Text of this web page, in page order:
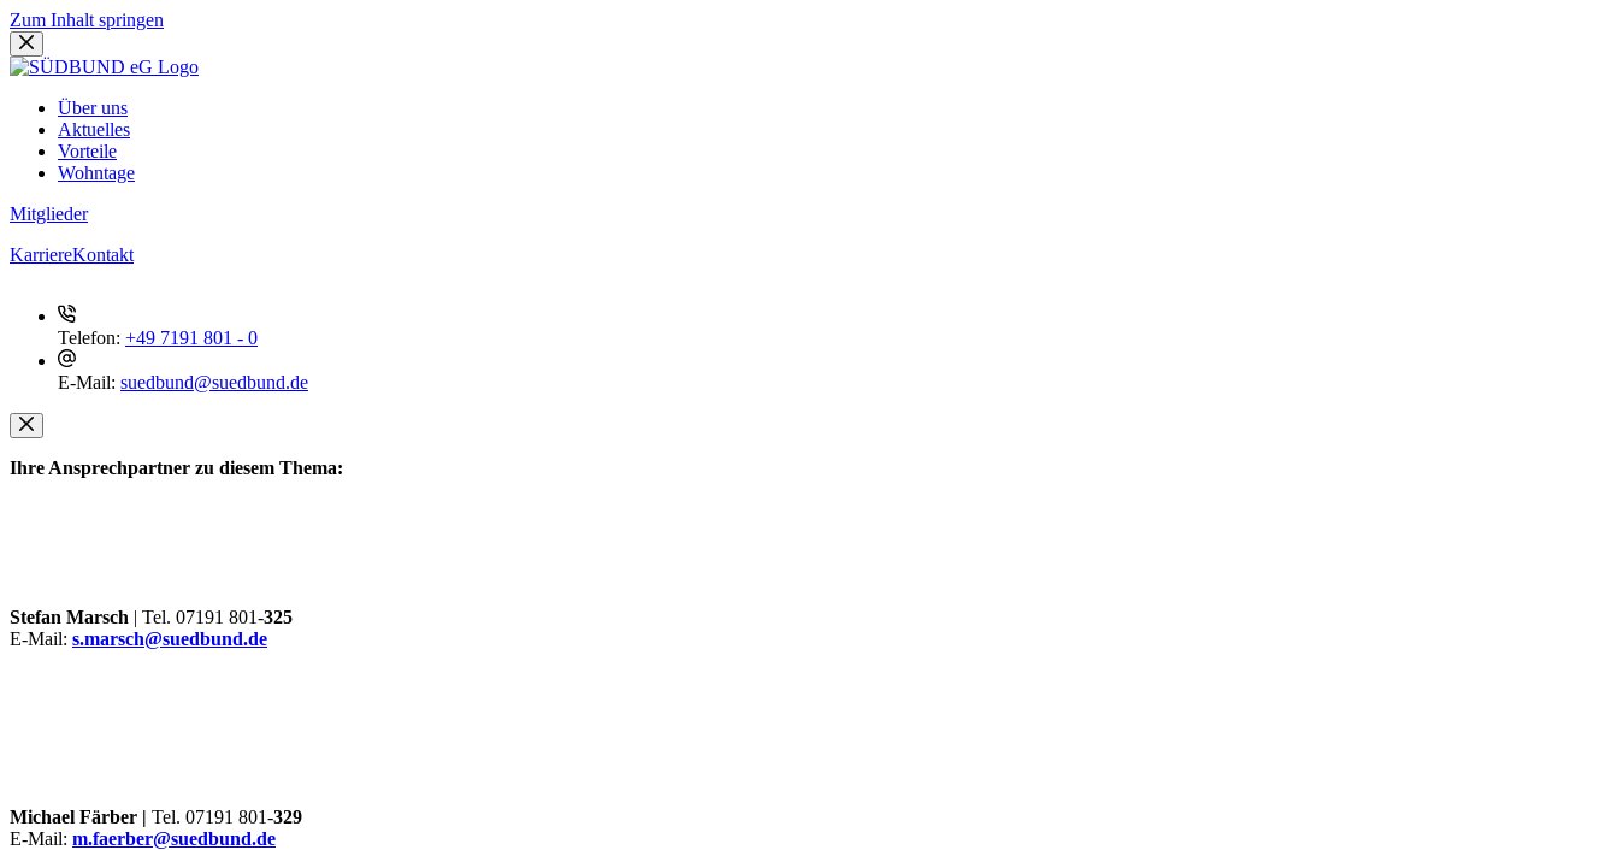
Zum Inhalt springen
Über uns
Aktuelles
Vorteile
Wohntage
Mitglieder
KarriereKontakt
Telefon: +49 7191 801 - 0
E-Mail: suedbund@suedbund.de
Ihre Ansprechpartner zu diesem Thema:
Stefan Marsch | Tel. 07191 801-325
E-Mail: s.marsch@suedbund.de
Michael Färber | Tel. 07191 801-329
E-Mail: m.faerber@suedbund.de